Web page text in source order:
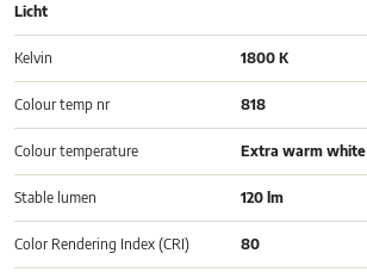
Licht
Kelvin 1800 K
Colour temp nr 818
Colour temperature Extra warm white
Stable lumen 120 lm
Color Rendering Index (CRI) 80